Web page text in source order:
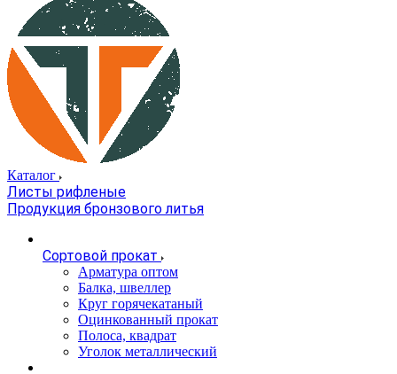
Каталог
Листы рифленые
Продукция бронзового литья
Сортовой прокат
Арматура оптом
Балка, швеллер
Круг горячекатаный
Оцинкованный прокат
Полоса, квадрат
Уголок металлический